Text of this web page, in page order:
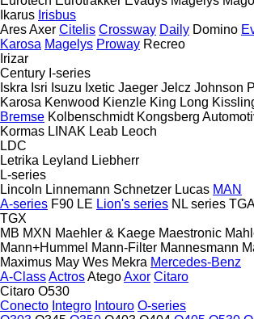
Ikarus Irisbus
AresAxer Citelis Crossway Daily Domino
Karosa Magelys Proway Recreo
Irizar
Century I-series
Iskra Isri Isuzu Ixetic Jaeger Jelcz Johnson
Karosa Kenwood Kienzle King Long
Bremse Kolbenschmidt Kongsberg
Kormas LINAK Leab Leoch
LDC
Letrika Leyland Liebherr
L-series
Lincoln Linnemann Schnetzer Lucas MAN
A-series F90 LE Lion's series NL series TGA
TGX
MB MXN Maehler & Kaege Maestronic
Mann+Hummel Mann-Filter Mannesmann
Maximus May Wes Mekra Mercedes-Benz
A-ClassActrosAtegoAxor Citaro
Citaro O530
Conecto Integro Intouro O-series